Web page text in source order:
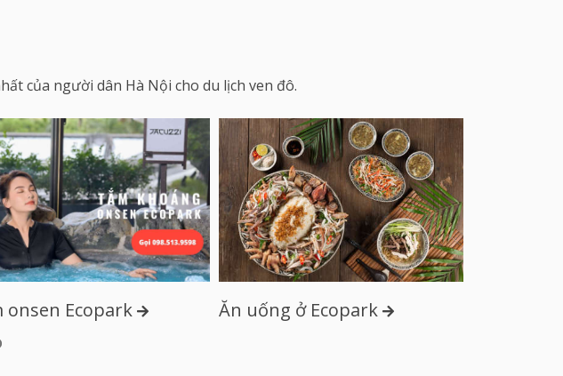
của người dân Hà Nội cho du lịch ven đô.
onsen Ecopark Ăn uống ở Ecopark